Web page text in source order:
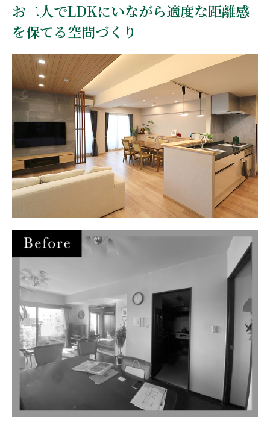
お二人でLDKにいながら適度な距離感
を保てる空間づくり